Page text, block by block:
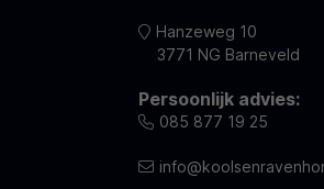
Hanzeweg 10
3771 NG Barneveld
Persoonlijk advies:
085 877 19 25